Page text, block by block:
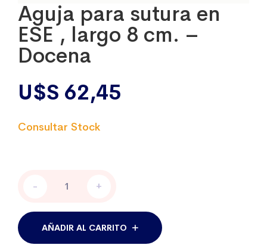
Aguja para sutura en
ESE , largo 8 cm. –
Docena
U$S 62,45
en
ESE
,
- +
AÑADIR AL CARRITO